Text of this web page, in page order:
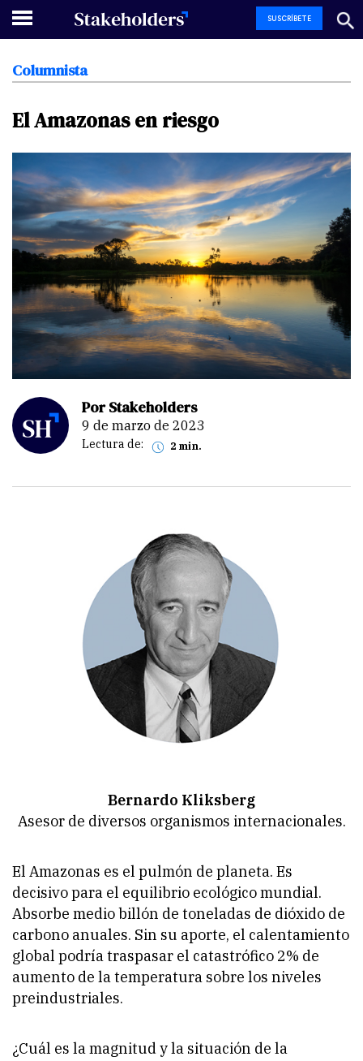
SUSCRÍBETE
Columnista
ElAmazonas en riesgo
Por Stakeholders
9 de marzo de 2023
Lectura de: 2 min.
Bernardo Kliksberg
Asesor de diversos organismos internacionales.
El Amazonas es el pulmón de planeta. Es
decisivo para el equilibrio ecológico mundial.
Absorbe medio billón de toneladas de dióxido de
carbono anuales. Sin su aporte, el calentamiento
global podría traspasar el catastrófico 2% de
aumento de la temperatura sobre los niveles
preindustriales.
¿Cuál es la magnitud y la situación de la